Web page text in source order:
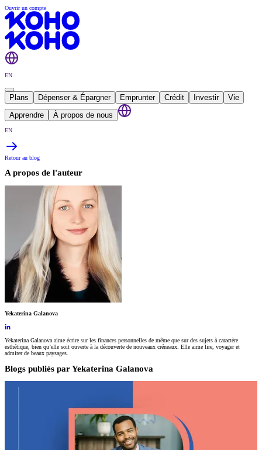
Ouvrir un compte
EN
Plans Dépenser & Épargner Emprunter Crédit Investir
Vie
Apprendre
À propos de nous
EN
Retour au blog
A propos de l'auteur
Yekaterina Galanova
Yekaterina Galanova aime écrire sur les finances personnelles de même que sur des sujets à caractère
esthétique, bien qu’elle soit ouverte à la découverte de nouveaux créneaux. Elle aime lire, voyager et
admirer de beaux paysages.
Blogs publiés parYekaterina Galanova